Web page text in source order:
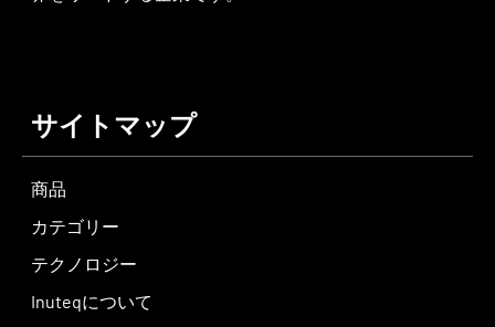
サイトマップ
商品
カテゴリー
テクノロジー
Inuteqについて